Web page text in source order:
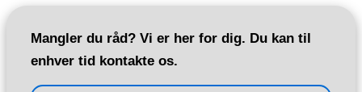
Mangler du råd? Vi er her for dig. Du kan til
enhver tid kontakte os.